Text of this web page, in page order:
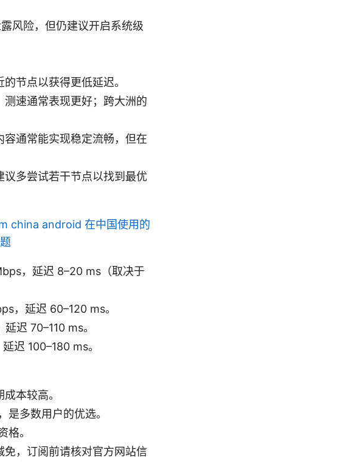
风险，但仍建议开启系统级
节点以获得更低延迟。
速通常表现更好；跨大洲的
通常能实现稳定流畅，但在
多尝试若干节点以找到最优
china android 在中国使用的
，延迟 8–20 ms（取决于
，延迟 60–120 ms。
迟 70–110 ms。
迟 100–180 ms。
本较高。
多数用户的优选。
格。
，订阅前请核对官方网站信